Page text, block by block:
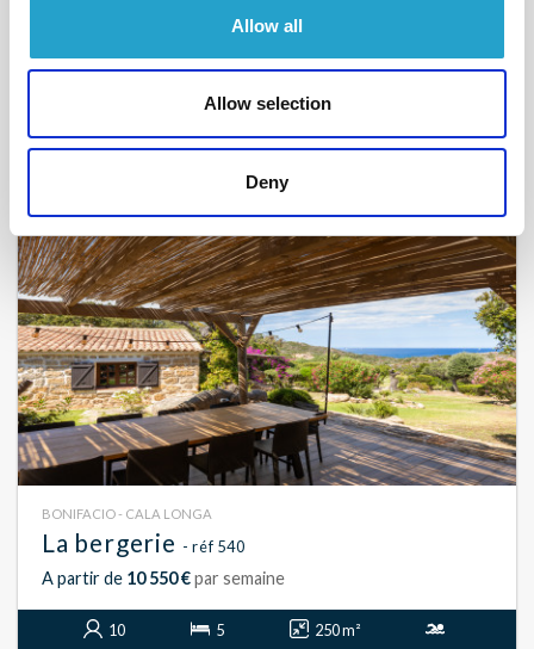
Allow all
Allow selection
Deny
- réf 552
A partir de9 300 €par semaine
BONIFACIO - CALA LONGA
La bergerie - réf 540
A partir de 10 550 €par semaine
10 5 250 m²